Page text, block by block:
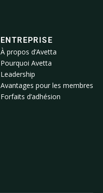
ENTREPRISE
À propos d’Avetta
Pourquoi Avetta
Leadership
Avantages pour les membres
Forfaits d’adhésion